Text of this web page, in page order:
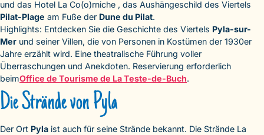
und das Hotel La Co(o)rniche , das Aushängeschild des Viertels
Pilat-Plage am Fuße der Dune du Pilat.
Highlights: Entdecken Sie die Geschichte des Viertels Pyla-sur-
Mer und seiner Villen, die von Personen in Kostümen der 1930er
Jahre erzählt wird. Eine theatralische Führung voller
Überraschungen und Anekdoten. Reservierung erforderlich
beimOffice de Tourisme de La Teste-de-Buch.
Die Strände von Pyla
Der Ort Pyla ist auch für seine Strände bekannt. Die Strände La